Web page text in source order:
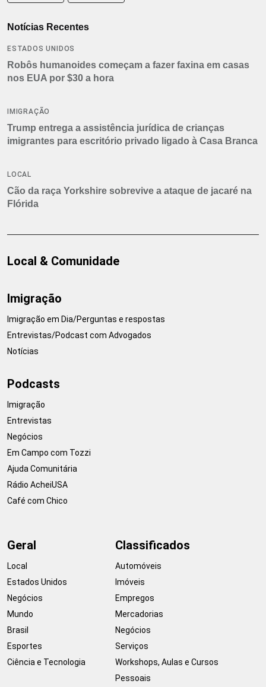
Notícias Recentes
ESTADOS UNIDOS
Robôs humanoides começam a fazer faxina em casas
nos EUA por $30 a hora
IMIGRAÇÃO
Trump entrega a assistência jurídica de crianças
imigrantes para escritório privado ligado à Casa Branca
LOCAL
Cão da raça Yorkshire sobrevive a ataque de jacaré na
Flórida
Local & Comunidade
Imigração
Imigração em Dia/Perguntas e respostas
Entrevistas/Podcast com Advogados
Notícias
Podcasts
Imigração
Entrevistas
Negócios
Em Campo com Tozzi
Ajuda Comunitária
Rádio AcheiUSA
Café com Chico
Geral
Local
Estados Unidos
Negócios
Mundo
Brasil
Esportes
Ciência e Tecnologia
Classificados
Automóveis
Imóveis
Empregos
Mercadorias
Negócios
Serviços
Workshops, Aulas e Cursos
Pessoais